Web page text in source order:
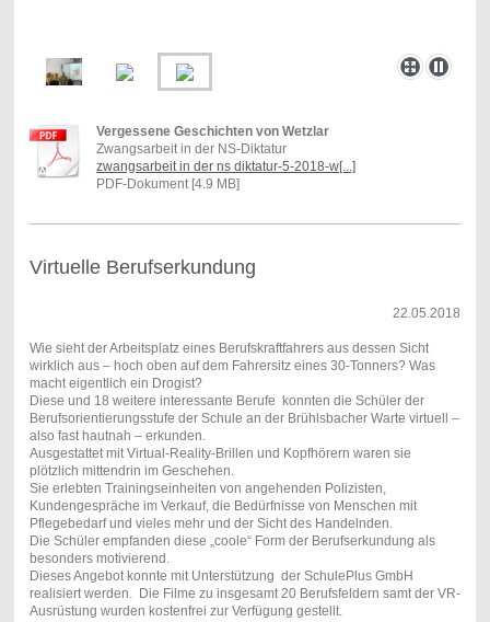
Vergessene Geschichten von Wetzlar
Zwangsarbeit in der NS-Diktatur
zwangsarbeit in der ns diktatur-5-2018-w[...]
PDF-Dokument [4.9 MB]
Virtuelle Berufserkundung
22.05.2018
Wie sieht der Arbeitsplatz eines Berufskraftfahrers aus dessen Sicht
wirklich aus – hoch oben auf dem Fahrersitz eines 30-Tonners? Was
macht eigentlich ein Drogist?
Diese und 18 weitere interessante Berufe konnten die Schüler der
Berufsorientierungsstufe der Schule an der Brühlsbacher Warte virtuell –
also fast hautnah – erkunden.
Ausgestattet mit Virtual-Reality-Brillen und Kopfhörern waren sie
plötzlich mittendrin im Geschehen.
Sie erlebten Trainingseinheiten von angehenden Polizisten,
Kundengespräche im Verkauf, die Bedürfnisse von Menschen mit
Pflegebedarf und vieles mehr und der Sicht des Handelnden.
Die Schüler empfanden diese „coole“ Form der Berufserkundung als
besonders motivierend.
Dieses Angebot konnte mit Unterstützung der SchulePlus GmbH
realisiert werden. Die Filme zu insgesamt 20 Berufsfeldern samt der VR-
Ausrüstung wurden kostenfrei zur Verfügung gestellt.